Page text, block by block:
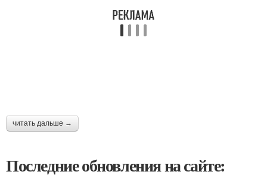
читать дальше →
Последние обновления на сайте: